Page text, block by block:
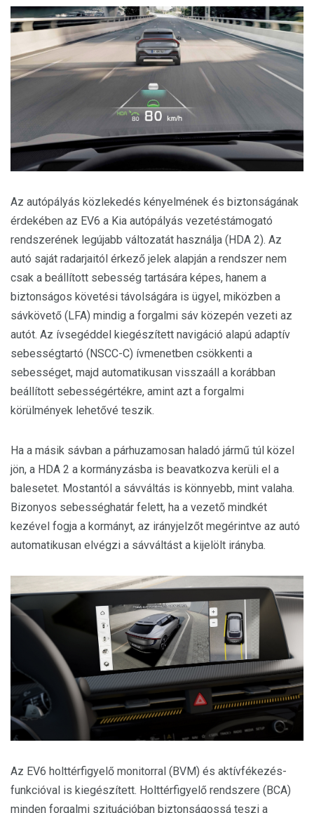
Az autópályás közlekedés kényelmének és biztonságának
érdekében az EV6 a Kia autópályás vezetéstámogató
rendszerének legújabb változatát használja (HDA 2). Az
autó saját radarjaitól érkező jelek alapján a rendszer nem
csak a beállított sebesség tartására képes, hanem a
biztonságos követési távolságára is ügyel, miközben a
sávkövető (LFA) mindig a forgalmi sáv közepén vezeti az
autót. Az ívsegéddel kiegészített navigáció alapú adaptív
sebességtartó (NSCC-C) ívmenetben csökkenti a
sebességet, majd automatikusan visszaáll a korábban
beállított sebességértékre, amint azt a forgalmi
körülmények lehetővé teszik.
Ha a másik sávban a párhuzamosan haladó jármű túl közel
jön, a HDA 2 a kormányzásba is beavatkozva kerüli el a
balesetet. Mostantól a sávváltás is könnyebb, mint valaha.
Bizonyos sebességhatár felett, ha a vezető mindkét
kezével fogja a kormányt, az irányjelzőt megérintve az autó
automatikusan elvégzi a sávváltást a kijelölt irányba.
Az EV6 holttérfigyelő monitorral (BVM) és aktívfékezés-
funkcióval is kiegészített. Holttérfigyelő rendszere (BCA)
minden forgalmi szituációban biztonságossá teszi a